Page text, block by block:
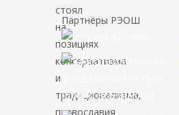
стоял
на
позициях
консерватизма
и
традиционализма,
православия
Партнёры РЭОШ